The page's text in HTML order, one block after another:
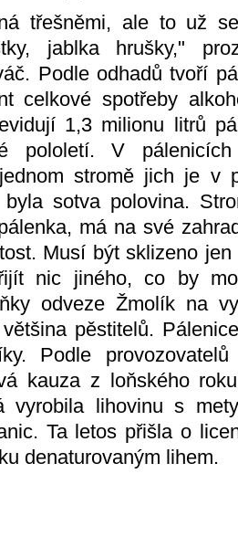
třešněmi, ale to už
jablka hrušky,"
Podle odhadů tvoří
celkové spotřeby
1,3 milionu litrů
pololetí. V
stromě jich je v
sotva polovina.
má na své
Musí být sklizeno
nic jiného, co by
odveze Žmolík na
pěstitelů.
Podle
kauza z loňského
vyrobila lihovinu s
Ta letos přišla o
denaturovaným lihem.